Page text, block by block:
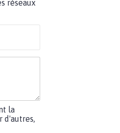
réseaux
la
d'autres,